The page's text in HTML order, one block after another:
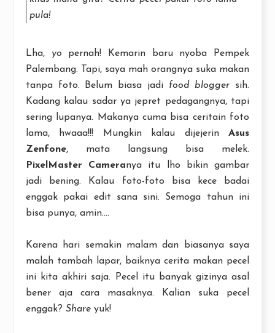
pula!
Lha, yo pernah! Kemarin baru nyoba Pempek
Palembang. Tapi, saya mah orangnya suka makan
tanpa foto. Belum biasa jadi food blogger sih.
Kadang kalau sadar ya jepret pedagangnya, tapi
sering lupanya. Makanya cuma bisa ceritain foto
lama, hwaaa!!! Mungkin kalau dijejerin Asus
Zenfone, mata langsung bisa melek.
PixelMaster Cameranya itu lho bikin gambar
jadi bening. Kalau foto-foto bisa kece badai
enggak pakai edit sana sini. Semoga tahun ini
bisa punya, amin....
Karena hari semakin malam dan biasanya saya
malah tambah lapar, baiknya cerita makan pecel
ini kita akhiri saja. Pecel itu banyak gizinya asal
bener aja cara masaknya. Kalian suka pecel
enggak? Share yuk!